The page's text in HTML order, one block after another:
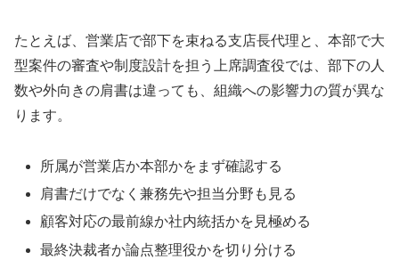
たとえば、営業店で部下を束ねる支店長代理と、本部で大
型案件の審査や制度設計を担う上席調査役では、部下の人
数や外向きの肩書は違っても、組織への影響力の質が異な
ります。
所属が営業店か本部かをまず確認する
肩書だけでなく兼務先や担当分野も見る
顧客対応の最前線か社内統括かを見極める
最終決裁者か論点整理役かを切り分ける